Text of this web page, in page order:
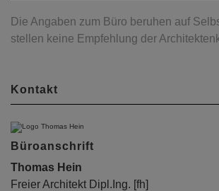
Die Angaben zum Büro beruhen auf
stellen keine Empfehlung der
Kontakt
Büroanschrift
Thomas Hein
Freier Architekt Dipl.Ing. [fh]